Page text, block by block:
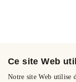
Ce site Web
Notre site Web utilise